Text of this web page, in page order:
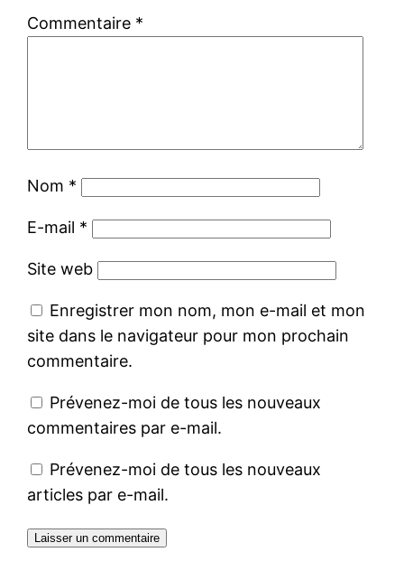
Commentaire *
Nom *
E-mail *
Site web
Enregistrer mon nom, mon e-mail et mon
site dans le navigateur pour mon prochain
commentaire.
Prévenez-moi de tous les nouveaux
commentaires par e-mail.
Prévenez-moi de tous les nouveaux
articles par e-mail.